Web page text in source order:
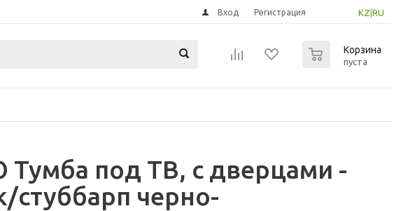
KZ RU
Вход Регистрация
Корзина
пуста
Тумба под ТВ, с дверцами -
черно-